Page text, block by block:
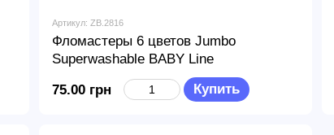
Артикул: ZB.2816
Фломастеры 6 цветов Jumbo
Superwashable BABY Line
75.00 грн Купить